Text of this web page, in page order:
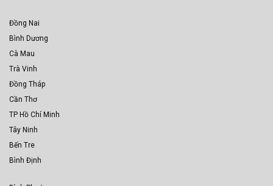
Đồng Nai
Bình Dương
Cà Mau
Trà Vinh
Đồng Tháp
Cần Thơ
TP Hồ Chí Minh
Tây Ninh
Bến Tre
Bình Định